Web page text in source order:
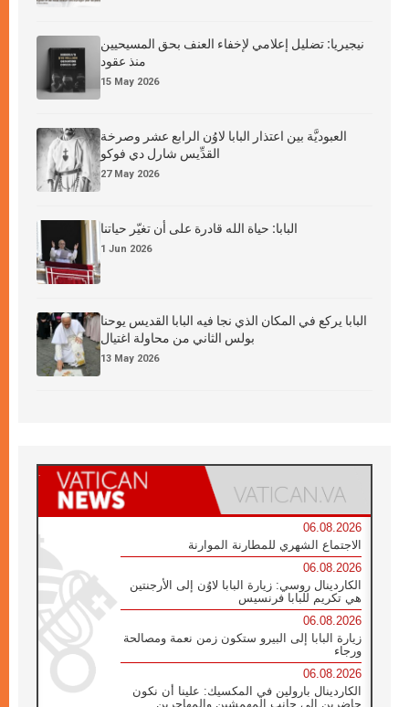
نيجيريا: تضليل إعلامي لإخفاء العنف بحق المسيحيين
منذ عقود
15 May 2026
العبوديَّة بين اعتذار البابا لاوُن الرابع عشر وصرخة
القدِّيس شارل دي فوكو
27 May 2026
البابا: حياة الله قادرة على أن تغيّر حياتنا
1 Jun 2026
البابا يركع في المكان الذي نجا فيه البابا القديس يوحنا
بولس الثاني من محاولة اغتيال
13 May 2026
06.08.2026
الاجتماع الشهري للمطارنة الموارنة
06.08.2026
الكاردينال روسي: زيارة البابا لاوُن إلى الأرجنتين
هي تكريم للبابا فرنسيس
06.08.2026
زيارة البابا إلى البيرو ستكون زمن نعمة ومصالحة
ورجاء
06.08.2026
الكاردينال بارولين في المكسيك: علينا أن نكون
حاضرين إلى جانب المهمشين والمهاجرين